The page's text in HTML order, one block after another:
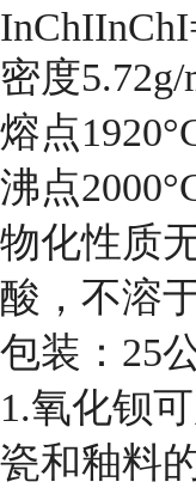
密度5.72g/
熔点
沸点
物化性质
酸，不溶
包装：25
1.氧化钡
瓷和釉料